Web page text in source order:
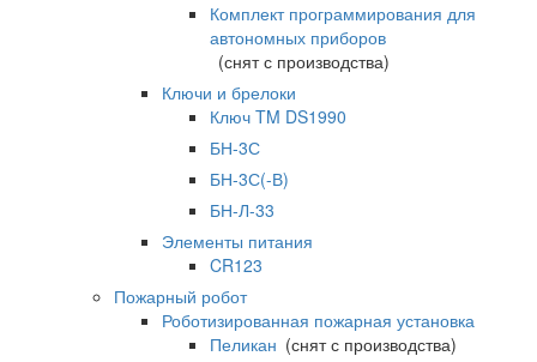
Комплект программирования для
автономных приборов
(снят с производства)
Ключи и брелоки
Ключ TM DS1990
БН-3С
БН-3С(-В)
БН-Л-33
Элементы питания
CR123
Пожарный робот
Роботизированная пожарная установка
Пеликан (снят с производства)